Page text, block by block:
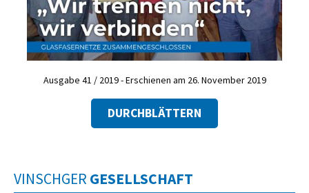
Ausgabe 41 / 2019 - Erschienen am 26. November 2019
DURCHBLÄTTERN
VINSCHGER GESELLSCHAFT